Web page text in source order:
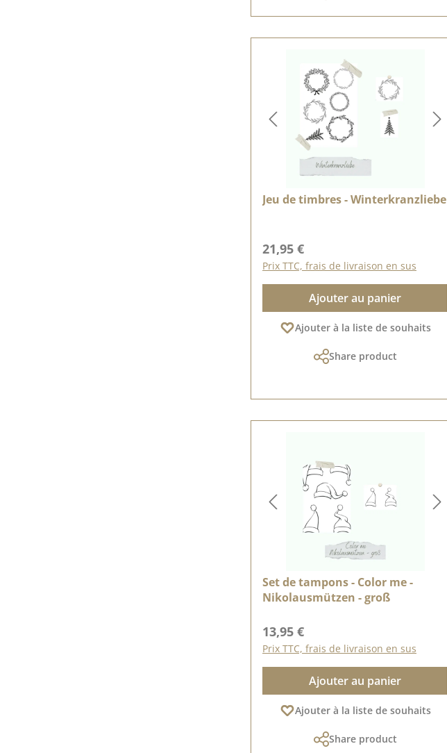
Jeu de timbres - Winterkranzliebe
Prix régulier :
21,95 €
Prix TTC, frais de livraison en sus
Ajouter au panier
Ajouter à la liste de souhaits
Share product
Set de tampons - Color me -
Nikolausmützen - groß
Prix régulier :
13,95 €
Prix TTC, frais de livraison en sus
Ajouter au panier
Ajouter à la liste de souhaits
Share product